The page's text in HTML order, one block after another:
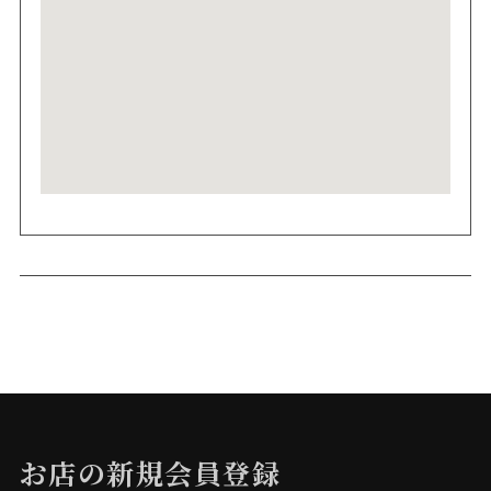
お店の新規会員登録